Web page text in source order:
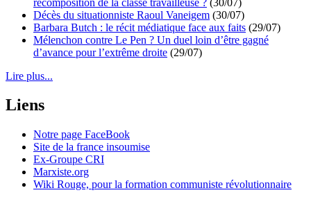
Décès du situationniste Raoul Vaneigem (30/07)
Barbara Butch : le récit médiatique face aux faits (29/07)
Mélenchon contre Le Pen ? Un duel loin d’être gagné
d’avance pour l’extrême droite (29/07)
Lire plus...
Liens
Notre page FaceBook
Site de la france insoumise
Ex-Groupe CRI
Marxiste.org
Wiki Rouge, pour la formation communiste révolutionnaire